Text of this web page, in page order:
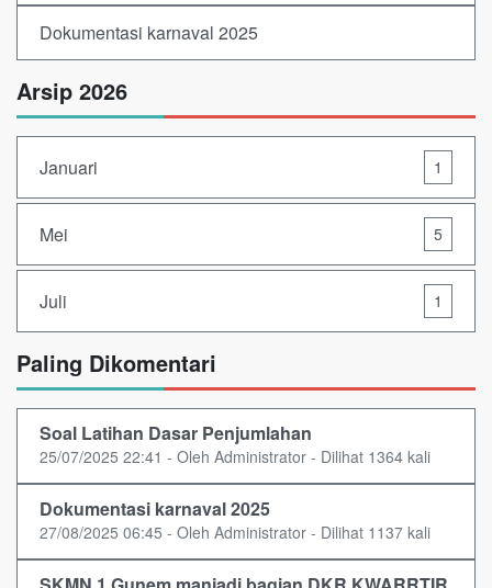
Dokumentasi karnaval 2025
Arsip 2026
Januari 1
Mei 5
Juli 1
Paling Dikomentari
Soal Latihan Dasar Penjumlahan
25/07/2025 22:41 - Oleh Administrator - Dilihat 1364 kali
Dokumentasi karnaval 2025
27/08/2025 06:45 - Oleh Administrator - Dilihat 1137 kali